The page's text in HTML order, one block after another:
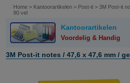
Home > Kantoorartikelen > Post-it > 3M Post-it
90 vel
Kantoorartikelen
Voordelig & Handig
3M Post-it notes / 47,6 x 47,6 mm /